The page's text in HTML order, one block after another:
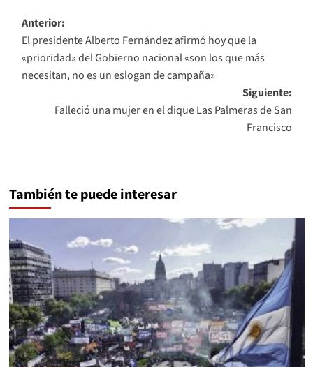
Navegación
de
entradas
Anterior:
El presidente Alberto Fernández afirmó hoy que la
«prioridad» del Gobierno nacional «son los que más
necesitan, no es un eslogan de campaña»
Siguiente:
Falleció una mujer en el dique Las Palmeras de San
Francisco
También te puede interesar